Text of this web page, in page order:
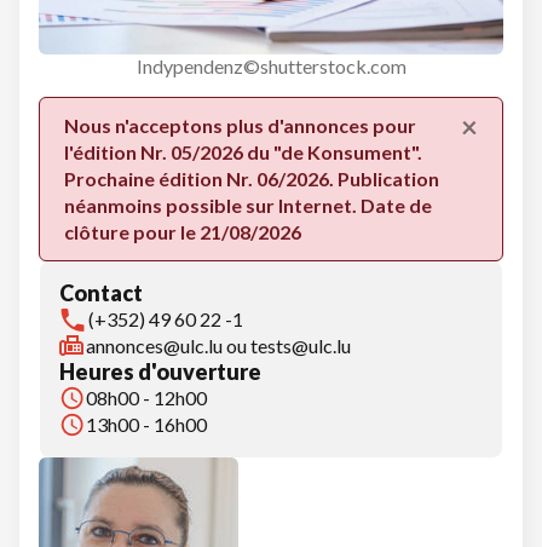
Indypendenz©shutterstock.com
×
Nous n'acceptons plus d'annonces pour
l'édition Nr. 05/2026 du "de Konsument".
Prochaine édition Nr. 06/2026. Publication
néanmoins possible sur Internet. Date de
clôture pour le 21/08/2026
Contact
(+352) 49 60 22 -1
annonces@ulc.lu ou tests@ulc.lu
Heures d'ouverture
08h00 - 12h00
13h00 - 16h00